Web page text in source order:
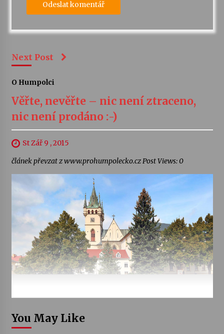
Next Post
O Humpolci
Věřte, nevěřte – nic není ztraceno,
nic není prodáno :-)
St Zář 9 , 2015
článek převzat z www.prohumpolecko.cz Post Views: 0
You May Like